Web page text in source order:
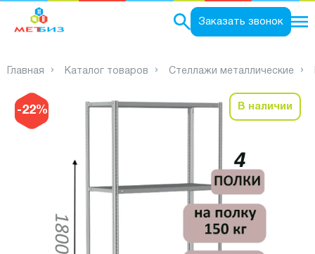
Заказать звонок
Главная Каталог товаров Стеллажи металлические
-22% В наличии